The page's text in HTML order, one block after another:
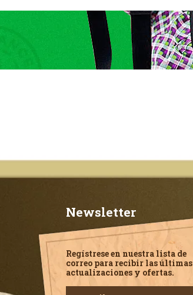
Newsletter
Regístrese en nuestra lista de
correo para recibir las últimas
actualizaciones y ofertas.